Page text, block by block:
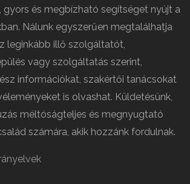
gyors és megbízható segítséget nyújt a
Nálunk egyszerűen megtalálhatja
leginkább illő szolgáltatót,
vagy szolgáltatás szerint,
információkat, szakértői tanácsokat
is olvashat. Küldetésünk,
méltóságteljes és megnyugtató
számára, akik hozzánk fordulnak.